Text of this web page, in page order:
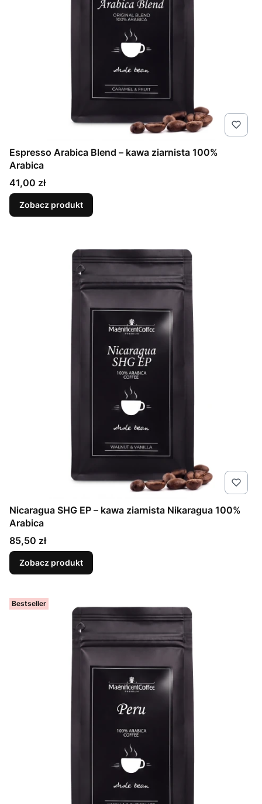
Espresso Arabica Blend – kawa ziarnista 100%
Arabica
Cena
41,00 zł
Zobacz produkt
Nicaragua SHG EP – kawa ziarnista Nikaragua 100%
Arabica
Cena
85,50 zł
Zobacz produkt
Bestseller